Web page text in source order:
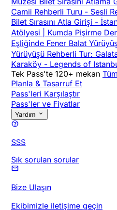
Camii Rehberli Turu - Sesli
Bilet Sırasını Atla Girişi -
Atölyesi | Kumda Pişirme
Eşliğinde Fener Balat
Yürüyüşü Rehberli Tur:
Karaköy - Legends of
Tek Pass'te 120+ mekan
Planla & Tasarruf Et
Pass'leri Karşılaştır
Pass'ler ve Fiyatlar
Yardım
SSS
Sık sorulan sorular
Bize Ulaşın
Ekibimizle iletişime geçin